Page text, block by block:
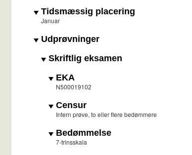
Tidsmæssig placering
Januar
Udprøvninger
Skriftlig eksamen
EKA
N500019102
Censur
Intern prøve, to eller flere bedømmere
Bedømmelse
7-trinsskala